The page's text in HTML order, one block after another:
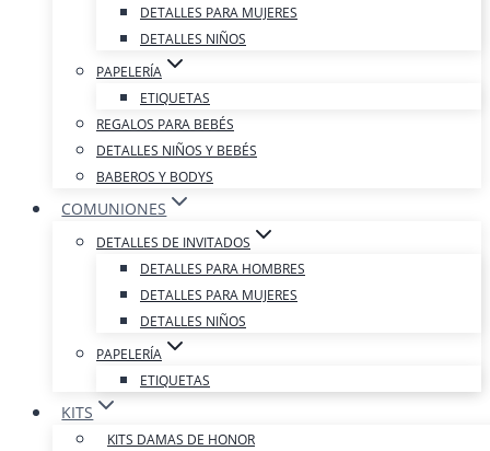
DETALLES PARA MUJERES
DETALLES NIÑOS
PAPELERÍA
ETIQUETAS
REGALOS PARA BEBÉS
DETALLES NIÑOS Y BEBÉS
BABEROS Y BODYS
COMUNIONES
DETALLES DE INVITADOS
DETALLES PARA HOMBRES
DETALLES PARA MUJERES
DETALLES NIÑOS
PAPELERÍA
ETIQUETAS
KITS
KITS DAMAS DE HONOR